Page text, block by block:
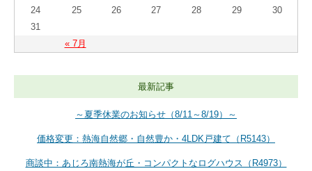
« 7月
24
25 26 27 28 29
30
31
最新記事
～夏季休業のお知らせ（8/11～8/19）～
価格変更：熱海自然郷・自然豊か・4LDK戸建て（R5143）
商談中：あじろ南熱海が丘・コンパクトなログハウス（R4973）